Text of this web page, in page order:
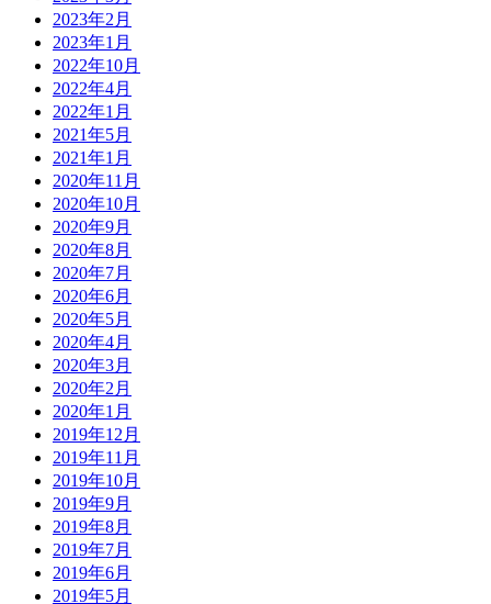
2023年2月
2023年1月
2022年10月
2022年4月
2022年1月
2021年5月
2021年1月
2020年11月
2020年10月
2020年9月
2020年8月
2020年7月
2020年6月
2020年5月
2020年4月
2020年3月
2020年2月
2020年1月
2019年12月
2019年11月
2019年10月
2019年9月
2019年8月
2019年7月
2019年6月
2019年5月